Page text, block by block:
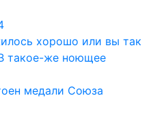
хорошо или вы так
такое-же ноющее
медали Союза